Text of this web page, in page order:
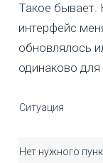
Такое бывает.
интерфейс
обновлялось
одинаково для
Ситуация
Нет нужного